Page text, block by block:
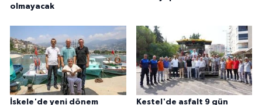
olmayacak
İskele'de yeni dönem
Kestel'de asfalt 9 gün